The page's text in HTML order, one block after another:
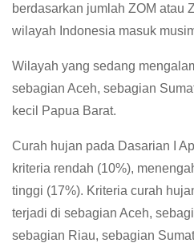
berdasarkan jumlah ZOM atau
wilayah Indonesia masuk
Wilayah yang sedang
sebagian Aceh, sebagian
kecil Papua Barat.
Curah hujan pada Dasarian I
kriteria rendah (10%),
tinggi (17%). Kriteria curah
terjadi di sebagian Aceh,
sebagian Riau, sebagian